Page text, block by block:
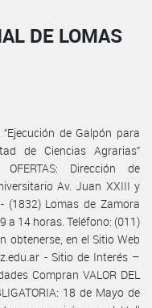
DE LOMAS
“Ejecución de Galpón para
de Ciencias Agrarias”
OFERTAS: Dirección de
Av. Juan XXIII y
Lomas de Zamora
a 14 horas. Teléfono: (011)
obtenerse, en el Sitio Web
- Sitio de Interés –
Compran VALOR DEL
18 de Mayo de